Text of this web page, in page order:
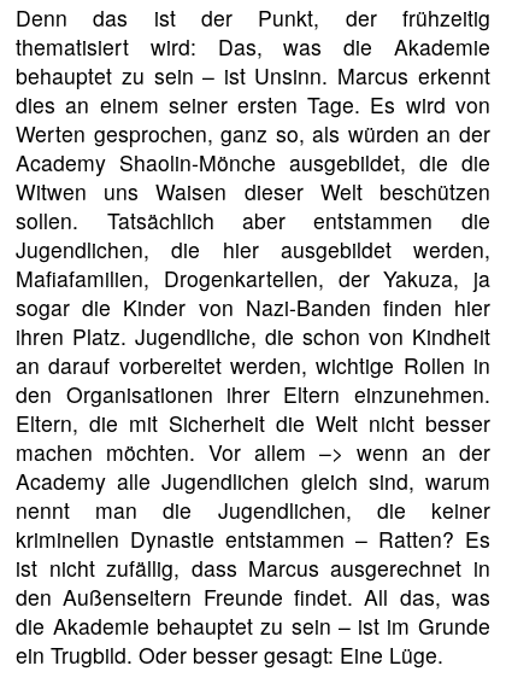
Denn das ist der Punkt, der frühzeitig
thematisiert wird: Das, was die Akademie
behauptet zu sein – ist Unsinn. Marcus erkennt
dies an einem seiner ersten Tage. Es wird von
Werten gesprochen, ganz so, als würden an der
Academy Shaolin-Mönche ausgebildet, die die
Witwen uns Waisen dieser Welt beschützen
sollen. Tatsächlich aber entstammen die
Jugendlichen, die hier ausgebildet werden,
Mafiafamilien, Drogenkartellen, der Yakuza, ja
sogar die Kinder von Nazi-Banden finden hier
ihren Platz. Jugendliche, die schon von Kindheit
an darauf vorbereitet werden, wichtige Rollen in
den Organisationen ihrer Eltern einzunehmen.
Eltern, die mit Sicherheit die Welt nicht besser
machen möchten. Vor allem –> wenn an der
Academy alle Jugendlichen gleich sind, warum
nennt man die Jugendlichen, die keiner
kriminellen Dynastie entstammen – Ratten? Es
ist nicht zufällig, dass Marcus ausgerechnet in
den Außenseitern Freunde findet. All das, was
die Akademie behauptet zu sein – ist im Grunde
ein Trugbild. Oder besser gesagt: Eine Lüge.